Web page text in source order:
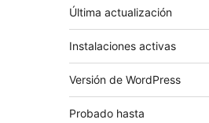
Última actualización
Instalaciones activas
Versión de WordPress
Probado hasta